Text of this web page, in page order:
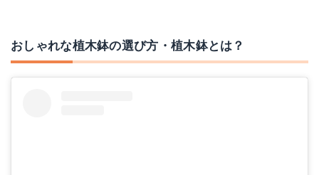
おしゃれな植木鉢の選び方・植木鉢とは？